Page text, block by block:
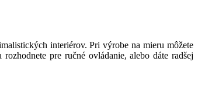
interiérov. Pri výrobe na mieru môžete
pre ručné ovládanie, alebo dáte radšej